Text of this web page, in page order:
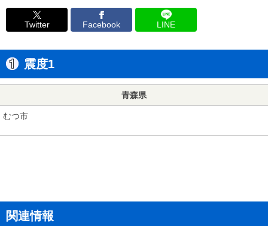
Twitter Facebook LINE
震度1
青森県
むつ市
関連情報